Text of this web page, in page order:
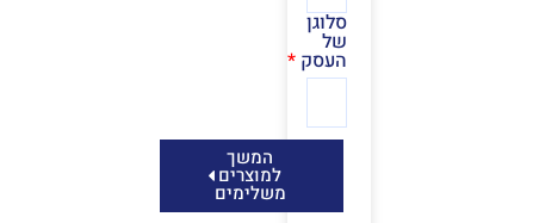
סלוגן
של
העסק
המשך
למוצרים
משלימים